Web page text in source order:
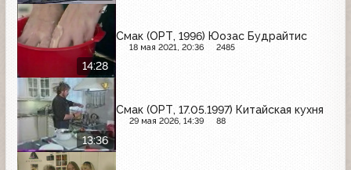
14:28
Смак (ОРТ, 1996) Юозас Будрайтис
18 мая 2021, 20:36 2485
13:36
Смак (ОРТ, 17.05.1997) Китайская кухня
29 мая 2026, 14:39 88